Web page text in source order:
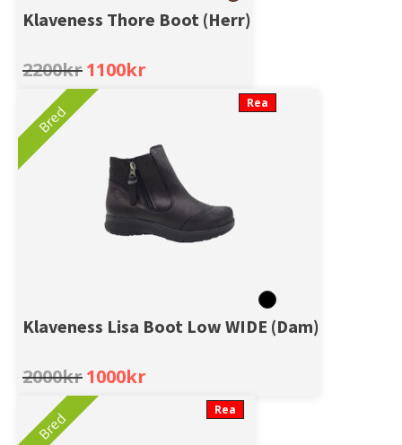
Klaveness Thore Boot (Herr)
2200kr Original
was:
1100kr
Bred Rea
Klaveness Lisa Boot Low WIDE (Dam)
2000kr Original
was:
1000kr
Bred Rea